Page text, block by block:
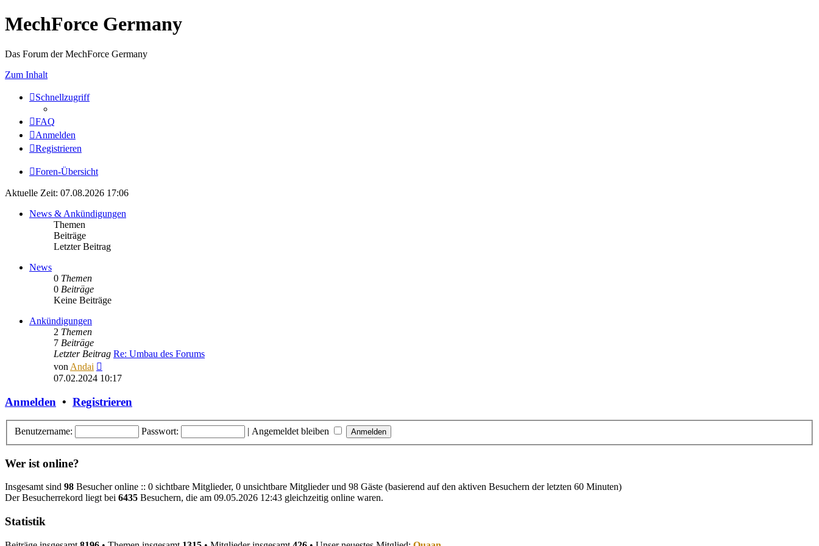
MechForce Germany
Das Forum der MechForce Germany
Zum Inhalt
Schnellzugriff
FAQ
Anmelden
Registrieren
Foren-Übersicht
Aktuelle Zeit: 07.08.2026 17:06
News & Ankündigungen
Themen
Beiträge
Letzter Beitrag
News
0 Themen
0 Beiträge
Keine Beiträge
Ankündigungen
2 Themen
7 Beiträge
Letzter Beitrag Re: Umbau des Forums
von Andai
Beitrag
07.02.2024 10:17
Anmelden • Registrieren
Benutzername: Passwort: | Angemeldet bleiben
Wer ist online?
Insgesamt sind 98 Besucher online :: 0 sichtbare Mitglieder, 0 unsichtbare Mitglieder und 98 Gäste (basierend auf den aktiven Besuchern der letzten 60 Minuten)
Der Besucherrekord liegt bei 6435 Besuchern, die am 09.05.2026 12:43 gleichzeitig online waren.
Statistik